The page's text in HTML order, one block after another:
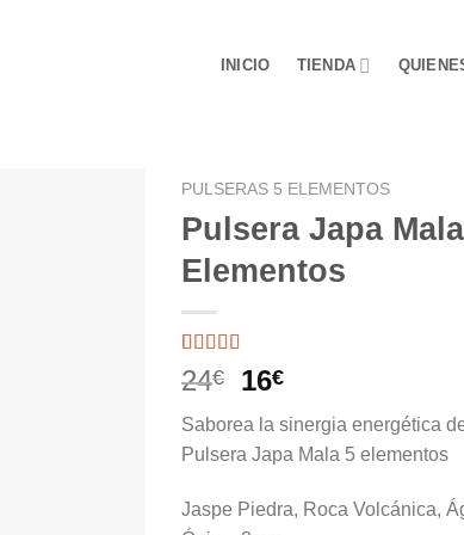
INICIO TIENDA
PULSERAS 5 ELEMENTOS
Pulsera Japa
Elementos
Valorado
con5.00de
1
valoración
de un cliente
24€
El
original
era:
24€.
16€El
actual
es:
16€.
Saborea la sinergia energética
Pulsera Japa Mala 5 elementos
Jaspe Piedra, Roca Volcánica,